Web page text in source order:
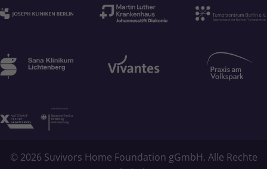
© 2026 Suvivors Home Foundation gGmbH. Alle Rechte